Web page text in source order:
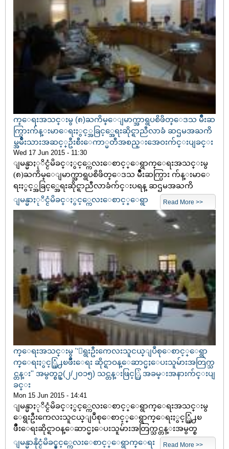
က္ေရးအသင္းမွ (၈)ႀကိမ္ေျမာက္အာရွပစိဖိတ္ေဒသ မ်ိဳးဆ
က္ပြားက်န္းမာေရးႏွင့္အခြင့္အေရးဆိုင္ရာညီလာခံ ဆဌမအႀကိ
မ္အမ်ိဳးသားအဆင့္ဦးစီးေကာ္မတီအစည္းအေဝးက်င္းပျခင္း
Wed 17 Jun 2015 - 11:30
ျမန္မာႏုိင္ငံမိခင္ႏွင့္ကေလးေစာင့္ေရွာက္ေရးအသင္းမွ
(၈)ႀကိမ္ေျမာက္အာရွပစိဖိတ္ေဒသ မ်ိဳးဆက္ပြား က်န္းမာေ
ရးႏွင့္အခြင့္အေရးဆိုင္ရာညီလာခံက်င္းပရန္ ဆဌမအႀကိ
Read More >>
ျမန္မာႏုိင္ငံမိခင္ႏွင့္ကေလးေစာင့္ေရွာ
က္ေရးအသင္းမွ ''ေရွးဦးကေလးသူငယ္ျပဳစုေစာင့္ေရွာ
က္ေရးႏွင့္ဖြံ႕ၿဖိဳးေရး ဆိုင္ရာဝန္ေဆာင္မႈေပးသူမ်ားအတြက္သ
င္တန္း'' အမွတ္စဥ္(၂/၂ဝ၁၅) သင္တန္းဖြင့္ပြဲ အခမ္းအနားက်င္းပျ
ခင္း
Mon 15 Jun 2015 - 14:41
ျမန္မာႏုိင္ငံမိခင္ႏွင့္ကေလးေစာင့္ေရွာက္ေရးအသင္းမွ
ေရွးဦးကေလးသူငယ္ျပဳစုေစာင့္ေရွာက္ေရးႏွင့္ဖြံ႕ၿ
ဖိဳးေရးဆိုင္ရာဝန္ေဆာင္မႈေပးသူမ်ားအတြက္သင္တန္းအမွတ္စ
Read More >>
ျမန္မာနိုင္ငံမိခင္နွင့္ကေလးေစာင့္ေရွာက္ေရး